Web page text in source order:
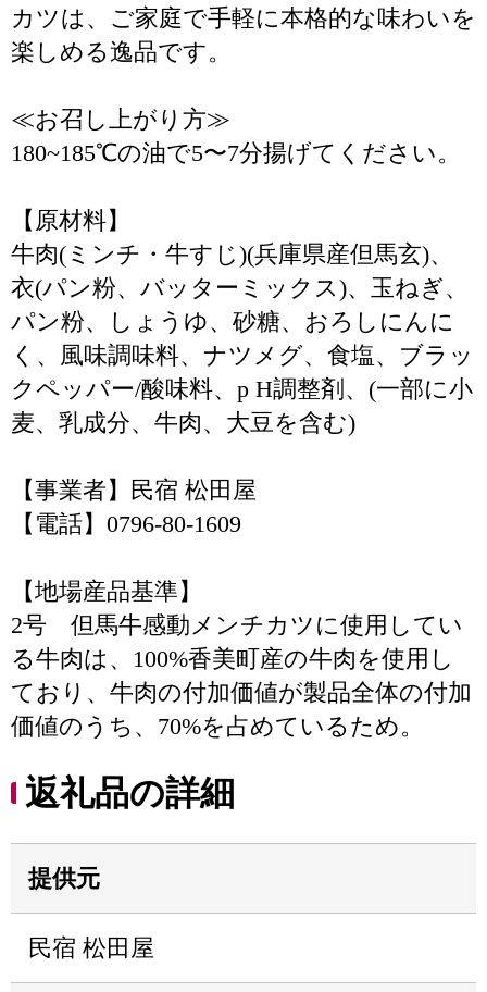
カツは、ご家庭で手軽に本格的な味わいを
楽しめる逸品です。
≪お召し上がり方≫
180~185℃の油で5〜7分揚げてください。
【原材料】
牛肉(ミンチ・牛すじ)(兵庫県産但馬玄)、
衣(パン粉、バッターミックス)、玉ねぎ、
パン粉、しょうゆ、砂糖、おろしにんに
く、風味調味料、ナツメグ、食塩、ブラッ
クペッパー/酸味料、p H調整剤、(一部に小
麦、乳成分、牛肉、大豆を含む)
【事業者】民宿 松田屋
【電話】0796-80-1609
【地場産品基準】
2号 但馬牛感動メンチカツに使用してい
る牛肉は、100%香美町産の牛肉を使用し
ており、牛肉の付加価値が製品全体の付加
価値のうち、70%を占めているため。
返礼品の詳細
提供元
民宿 松田屋